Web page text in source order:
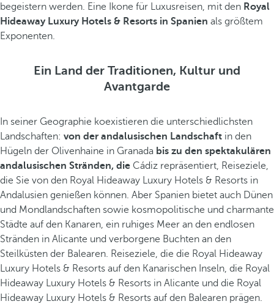
begeistern werden. Eine Ikone für Luxusreisen, mit den Royal
Hideaway Luxury Hotels & Resorts in Spanien als größtem
Exponenten.
Ein Land der Traditionen, Kultur und
Avantgarde
In seiner Geographie koexistieren die unterschiedlichsten
Landschaften: von der andalusischen Landschaft in den
Hügeln der Olivenhaine in Granada bis zu den spektakulären
andalusischen Stränden, die Cádiz repräsentiert, Reiseziele,
die Sie von den Royal Hideaway Luxury Hotels & Resorts in
Andalusien genießen können. Aber Spanien bietet auch Dünen
und Mondlandschaften sowie kosmopolitische und charmante
Städte auf den Kanaren, ein ruhiges Meer an den endlosen
Stränden in Alicante und verborgene Buchten an den
Steilküsten der Balearen. Reiseziele, die die Royal Hideaway
Luxury Hotels & Resorts auf den Kanarischen Inseln, die Royal
Hideaway Luxury Hotels & Resorts in Alicante und die Royal
Hideaway Luxury Hotels & Resorts auf den Balearen prägen.